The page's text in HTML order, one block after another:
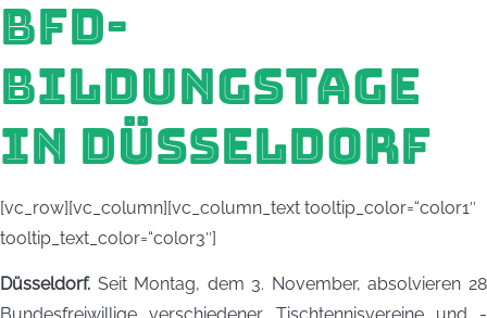
BFD-
BILDUNGSTAGE
IN DÜSSELDORF
[vc_row][vc_column][vc_column_text tooltip_color=“color1″
tooltip_text_color=“color3″]
Düsseldorf. Seit Montag, dem 3. November, absolvieren 28